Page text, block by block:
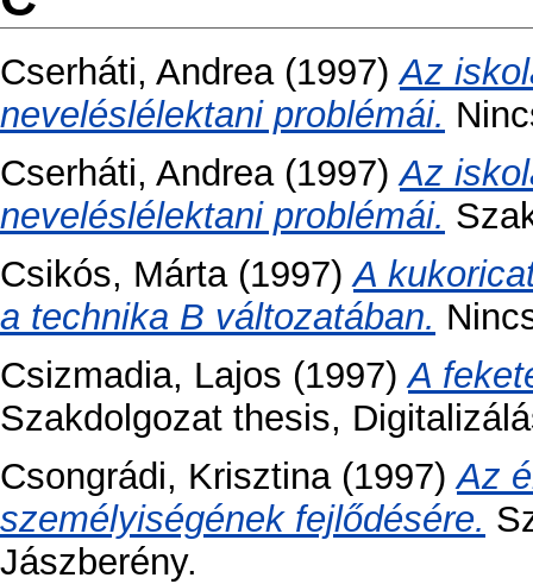
Cserháti, Andrea(1997)Az
neveléslélektani problémái.
Cserháti, Andrea(1997)Az
neveléslélektani problémái.
Csikós, Márta(1997)A
a technika B változatában.
Csizmadia, Lajos (1997)A
Szakdolgozat thesis,
Csongrádi, Krisztina(1997)Az
személyiségének fejlődésére.
Jászberény.